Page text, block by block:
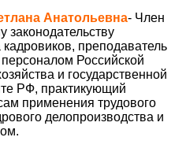
Анатольевна- Член
законодательству
преподаватель
Российской
и государственной
РФ, практикующий
применения трудового
делопроизводства и